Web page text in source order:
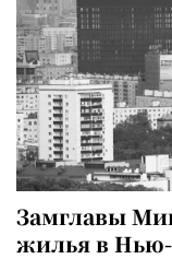
Замглавы
жилья в